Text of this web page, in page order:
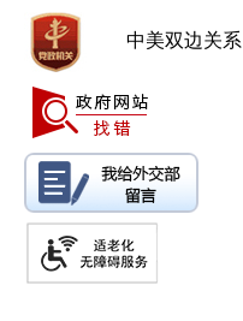
中美双边关系